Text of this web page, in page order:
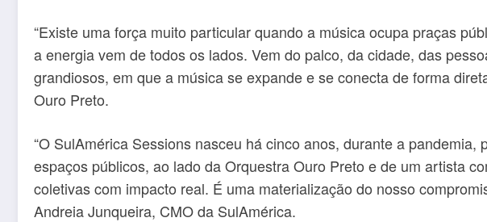
“Existe uma força muito particular quando a música ocupa praças
a energia vem de todos os lados. Vem do palco, da cidade, das
grandiosos, em que a música se expande e se conecta de forma
Ouro Preto.
“O SulAmérica Sessions nasceu há cinco anos, durante a
espaços públicos, ao lado da Orquestra Ouro Preto e de um artista
coletivas com impacto real. É uma materialização do nosso
Andreia Junqueira, CMO da SulAmérica.